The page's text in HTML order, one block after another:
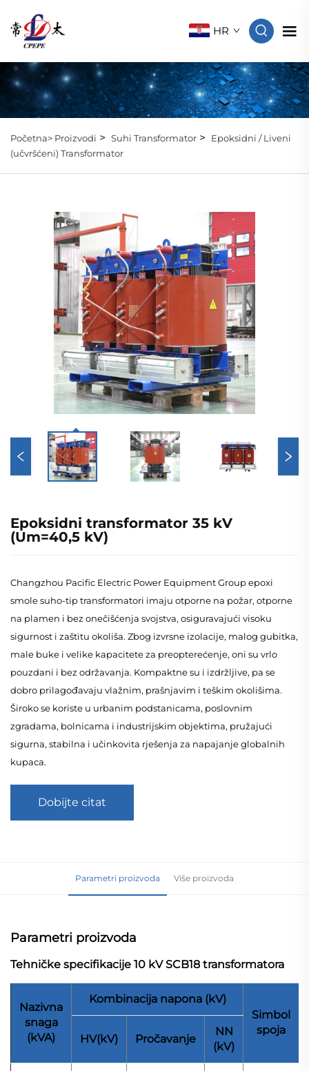
HR
Početna> Proizvodi > Suhi Transformator >
Epoksidni / Liveni
(učvršćeni) Transformator
Epoksidni transformator 35 kV
(Um=40,5 kV)
Changzhou Pacific Electric Power Equipment Group epoxi
smole suho-tip transformatori imaju otporne na požar, otporne
na plamen i bez onečišćenja svojstva, osiguravajući visoku
sigurnost i zaštitu okoliša. Zbog izvrsne izolacije, malog gubitka,
male buke i velike kapacitete za preopterećenje, oni su vrlo
pouzdani i bez održavanja. Kompaktne su i izdržljive, pa se
dobro prilagođavaju vlažnim, prašnjavim i teškim okolišima.
Široko se koriste u urbanim podstanicama, poslovnim
zgradama, bolnicama i industrijskim objektima, pružajući
sigurna, stabilna i učinkovita rješenja za napajanje globalnih
kupaca.
Dobijte citat
Parametri proizvoda Više proizvoda
Parametri proizvoda
Tehničke specifikacije 10 kV SCB18 transformatora
Nazivna
snaga
(kVA)
Kombinacija napona (kV)
Simbol
spoja
HV(kV)
Pročavanje
NN
(kV)